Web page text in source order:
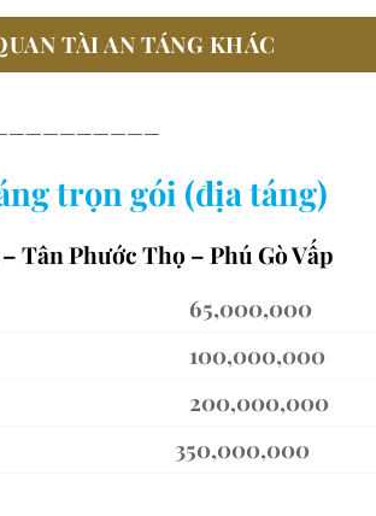
TÀI AN TÁNG KHÁC
trọn gói (địa táng)
Tân Phước Thọ – Phú Gò Vấp
65,000,000
100,000,000
200,000,000
350,000,000